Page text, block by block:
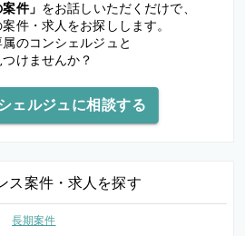
件」 をお話しいただくだけで、
件・求人をお探しします。
のコンシェルジュと
つけませんか？
ェルジュに相談する
ス案件・求人を探す
長期案件